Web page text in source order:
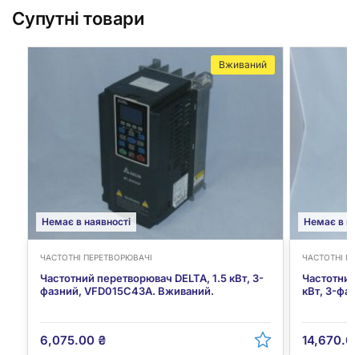
Супутні товари
Немає в наявності
Вживаний
ЧАСТОТНІ ПЕРЕТВОРЮВАЧІ
Частотний перетворювач DELTA, 1.5 кВт, 3-
фазний, VFD015C43A. Вживаний.
6,075.00 ₴
Немає в
ЧАСТОТНІ
Частотний
кВт, 3-